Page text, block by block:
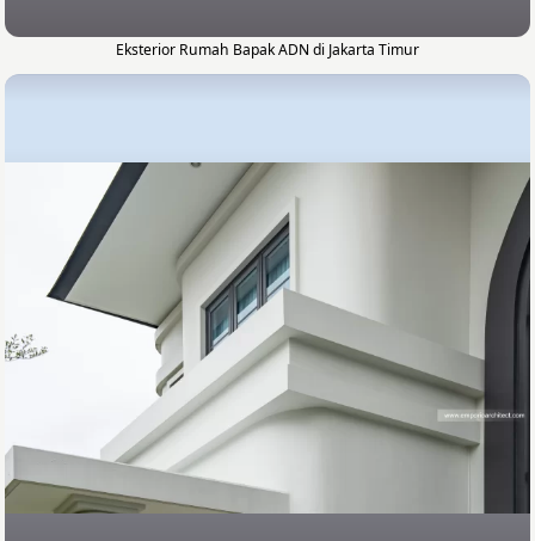
Eksterior Rumah Bapak ADN di Jakarta Timur